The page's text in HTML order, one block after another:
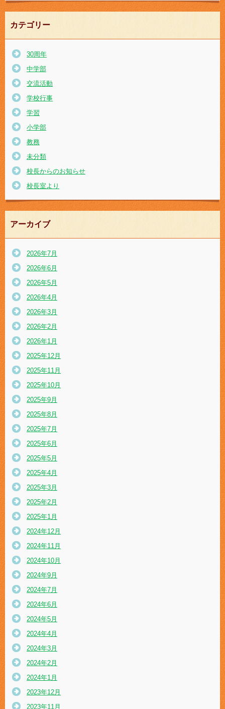
カテゴリー
30周年
中学部
交流活動
学校行事
学習
小学部
教務
未分類
校長からのお知らせ
校長室より
アーカイブ
2026年7月
2026年6月
2026年5月
2026年4月
2026年3月
2026年2月
2026年1月
2025年12月
2025年11月
2025年10月
2025年9月
2025年8月
2025年7月
2025年6月
2025年5月
2025年4月
2025年3月
2025年2月
2025年1月
2024年12月
2024年11月
2024年10月
2024年9月
2024年7月
2024年6月
2024年5月
2024年4月
2024年3月
2024年2月
2024年1月
2023年12月
2023年11月